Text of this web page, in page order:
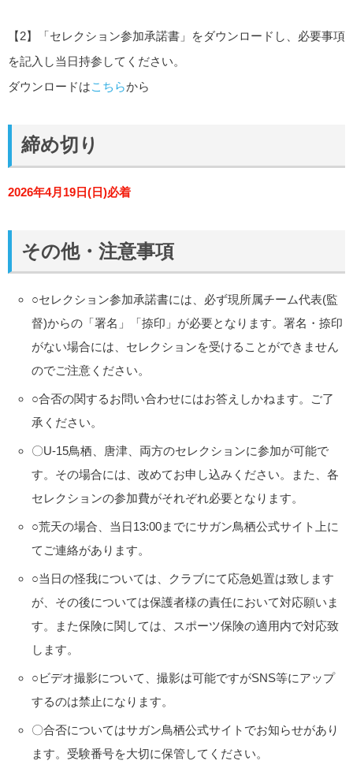
【2】「セレクション参加承諾書」をダウンロードし、必要事項
を記入し当日持参してください。
ダウンロードはこちらから
締め切り
2026年4月19日(日)必着
その他・注意事項
○セレクション参加承諾書には、必ず現所属チーム代表(監
督)からの「署名」「捺印」が必要となります。署名・捺印
がない場合には、セレクションを受けることができません
のでご注意ください。
○合否の関するお問い合わせにはお答えしかねます。ご了
承ください。
〇U-15鳥栖、唐津、両方のセレクションに参加が可能で
す。その場合には、改めてお申し込みください。また、各
セレクションの参加費がそれぞれ必要となります。
○荒天の場合、当日13:00までにサガン鳥栖公式サイト上に
てご連絡があります。
○当日の怪我については、クラブにて応急処置は致します
が、その後については保護者様の責任において対応願いま
す。また保険に関しては、スポーツ保険の適用内で対応致
します。
○ビデオ撮影について、撮影は可能ですがSNS等にアップ
するのは禁止になります。
〇合否についてはサガン鳥栖公式サイトでお知らせがあり
ます。受験番号を大切に保管してください。